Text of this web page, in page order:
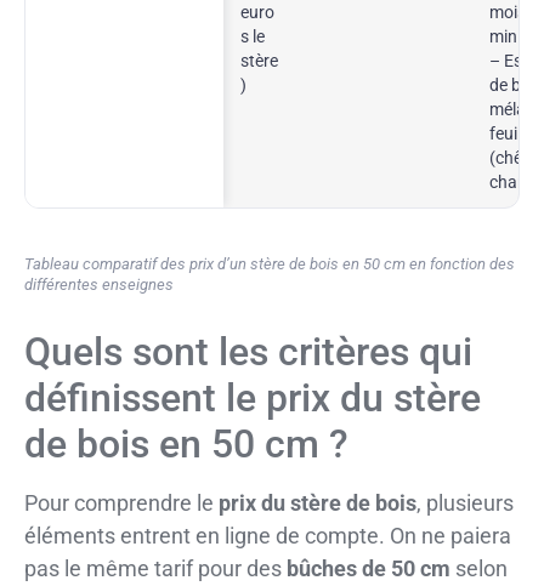
euro
s le
stère
)
mois
–
de
(chêne,
Tableau comparatif des prix d’un stère de bois en 50 cm en fonction des
différentes enseignes
Quels sont les critères qui
définissent le prix du stère
de bois en 50 cm ?
Pour comprendre le prix du stère de bois, plusieurs
éléments entrent en ligne de compte. On ne paiera
pas le même tarif pour des bûches de 50 cm selon